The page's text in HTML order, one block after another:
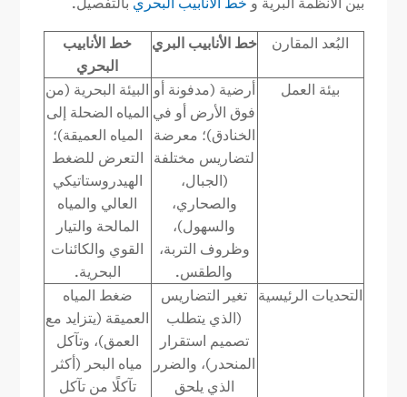
البُعد المقارن خط الأنابيب البري
خط الأنابيب
البحري
بيئة العمل
أرضية (مدفونة أو
فوق الأرض أو في
الخنادق)؛ معرضة
لتضاريس مختلفة
(الجبال،
والصحاري،
والسهول)،
وظروف التربة،
والطقس.
البيئة البحرية (من
المياه الضحلة إلى
المياه العميقة)؛
التعرض للضغط
الهيدروستاتيكي
العالي والمياه
المالحة والتيار
القوي والكائنات
البحرية.
التحديات الرئيسية
تغير التضاريس
(الذي يتطلب
تصميم استقرار
المنحدر)، والضرر
الذي يلحق
ضغط المياه
العميقة (يتزايد مع
العمق)، وتآكل
مياه البحر (أكثر
تآكلًا من تآكل